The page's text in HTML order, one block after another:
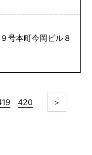
号本町今岡ビル８
420 ＞